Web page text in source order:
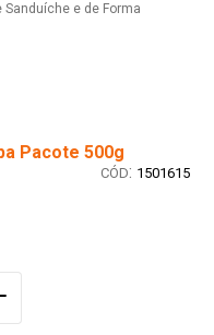
Sanduíche e de Forma
Pacote 500g
: 1501615